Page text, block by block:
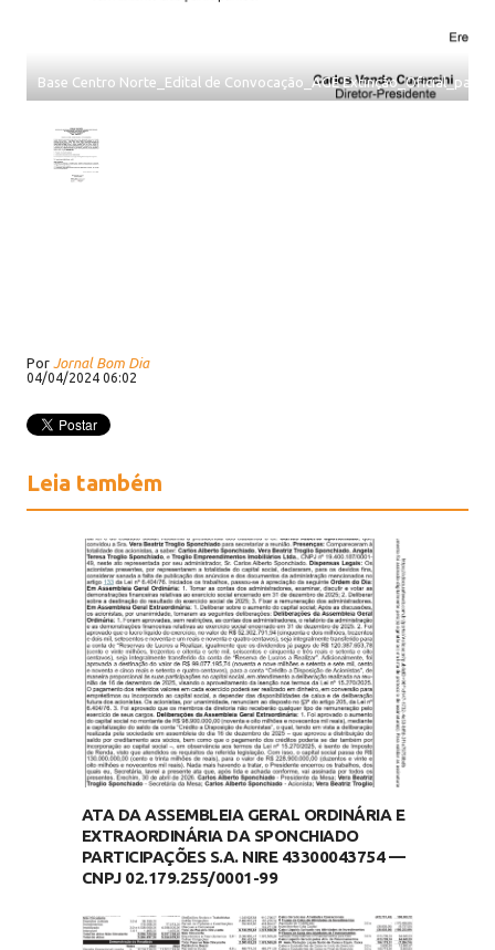
Base Centro Norte_Edital de Convocação_AGE
PorJornal Bom Dia
04/04/2024 06:02
Leia também
ATA DA ASSEMBLEIA GERAL ORDINÁRIA E
EXTRAORDINÁRIA DA SPONCHIADO
PARTICIPAÇÕES S.A. NIRE 43300043754 —
CNPJ 02.179.255/0001-99